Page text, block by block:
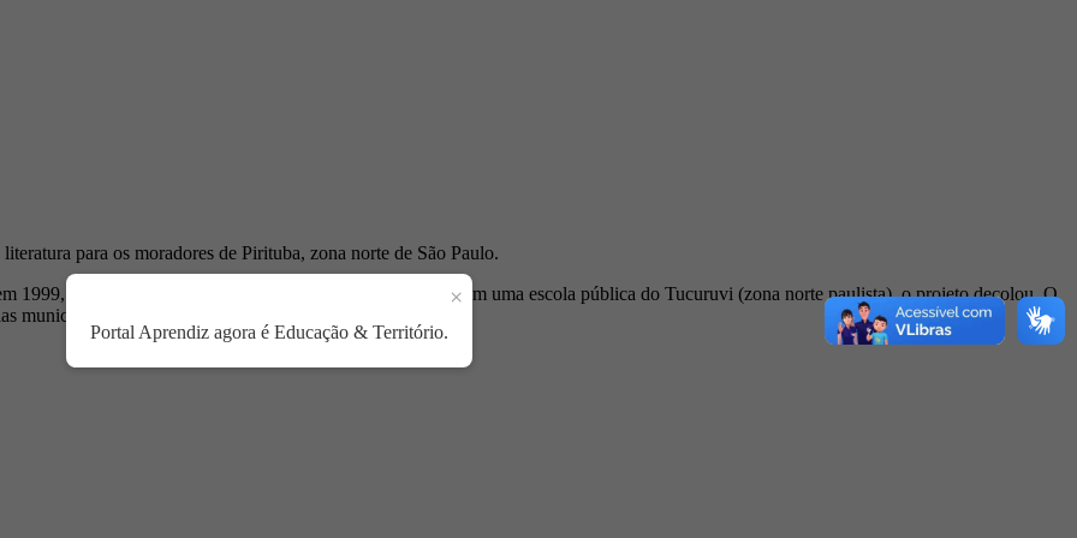
para os moradores de Pirituba, zona norte de São Paulo.
1999, em Minas Gerais. Porém, apenas nove anos depois, em uma escola pública do Tucuruvi (zona norte paulista), o projeto decolou. O
municipais.
Portal Aprendiz agora é Educação & Território.
×